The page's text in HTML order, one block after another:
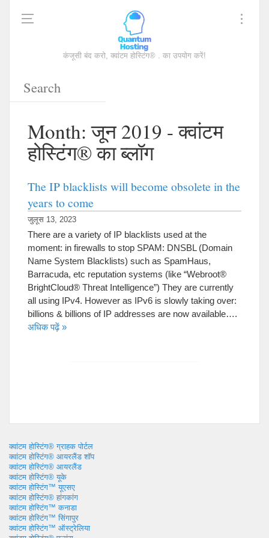
कंजूसी बंद करो, क्वांटम होस्टिंग® . का उपयोग करें!
Month: जून 2019 - क्वांटम
होस्टिंग® का ब्लॉग
The IP blacklists will become obsolete in the
years to come
जुलूस 13, 2023
There are a variety of IP blacklists used at the
moment: in firewalls to stop SPAM: DNSBL(Domain
Name System Blacklists) such as SpamHaus,
Barracuda, etc reputation systems (like “Webroot®
BrightCloud® Threat Intelligence”) They are currently
all using IPv4. However as IPv6 is slowly taking over:
billions & billions of IP addresses are now available….
अधिक पढ़ें »
क्वांटम होस्टिंग® ग्राहक पोर्टल
क्वांटम होस्टिंग® आयरलैंड शॉप
क्वांटम होस्टिंग® आयरलैंड
क्वांटम होस्टिंग® यूके
क्वांटम होस्टिंग™ यूएसए
क्वांटम होस्टिंग® हांगकांग
क्वांटम होस्टिंग™ कनाडा
क्वांटम होस्टिंग™ सिंगापुर
क्वांटम होस्टिंग™ ऑस्ट्रेलिया